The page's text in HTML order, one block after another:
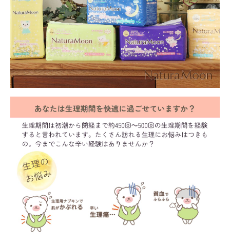
ようこそ ゲスト 様
meeting_room ログイン person 会員登録